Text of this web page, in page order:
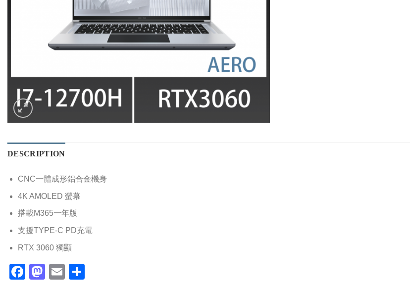
DESCRIPTION
CNC一體成形鋁合金機身
4K AMOLED 螢幕
搭載M365一年版
支援TYPE-C PD充電
RTX 3060 獨顯
Facebook
Mastodon
Email